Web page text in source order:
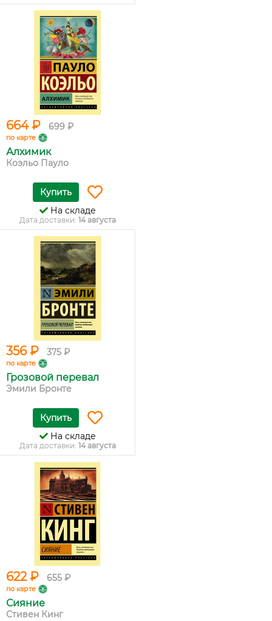
664 ₽ 699 ₽
по карте
Алхимик
Коэльо Пауло
Купить
На складе
Дата доставки: 14 августа
356 ₽ 375 ₽
по карте
Грозовой перевал
Эмили Бронте
Купить
На складе
Дата доставки: 14 августа
622 ₽ 655 ₽
по карте
Сияние
Стивен Кинг